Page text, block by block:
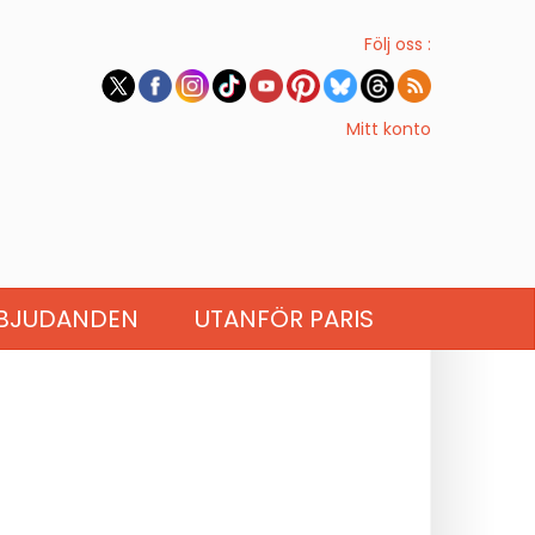
Följ oss :
Mitt konto
UTANFÖR PARIS